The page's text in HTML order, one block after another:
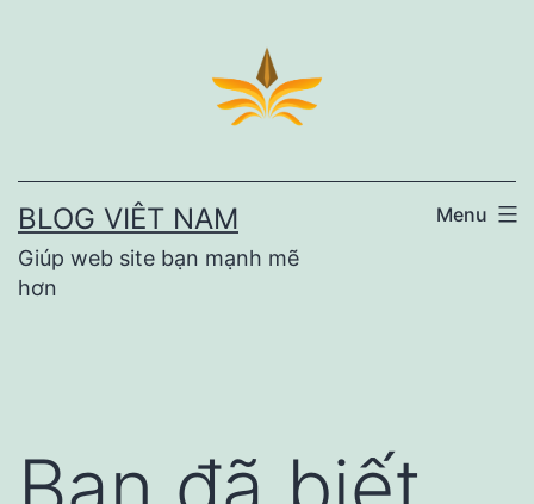
BLOG VIÊT NAM
Giúp web site bạn mạnh mẽ
hơn
Menu